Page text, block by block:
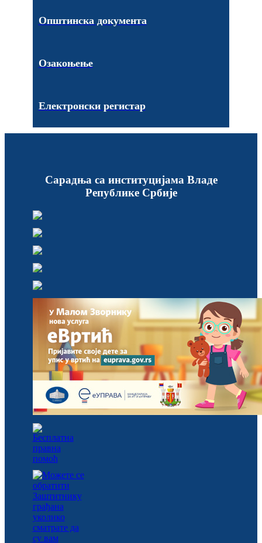
Општинска документа
Озакоњење
Електронски регистар
Сарадња са институцијама Владе
Републике Србије